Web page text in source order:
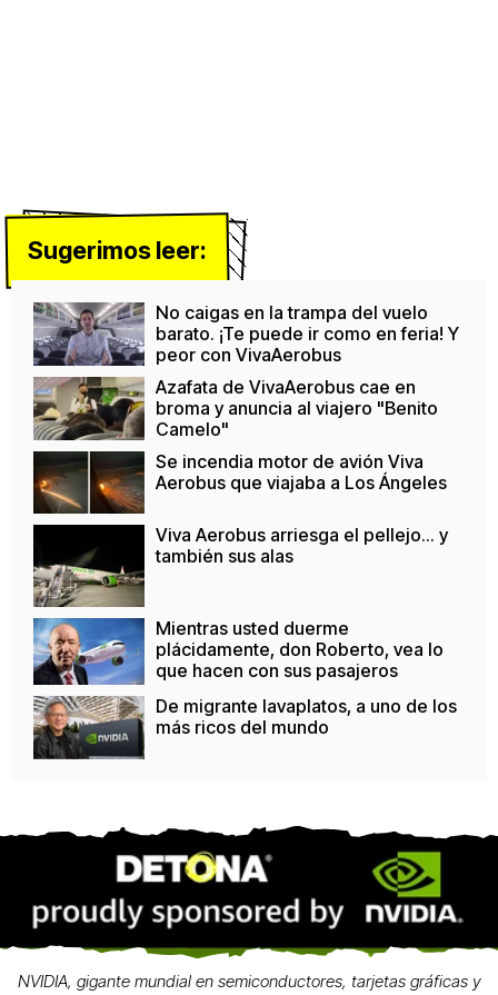
Sugerimos leer:
No caigas en la trampa del vuelo
barato. ¡Te puede ir como en feria! Y
peor con VivaAerobus
Azafata de VivaAerobus cae en
broma y anuncia al viajero "Benito
Camelo"
Se incendia motor de avión Viva
Aerobus que viajaba a Los Ángeles
Viva Aerobus arriesga el pellejo... y
también sus alas
Mientras usted duerme
plácidamente, don Roberto, vea lo
que hacen con sus pasajeros
De migrante lavaplatos, a uno de los
más ricos del mundo
NVIDIA, gigante mundial en semiconductores, tarjetas gráficas y